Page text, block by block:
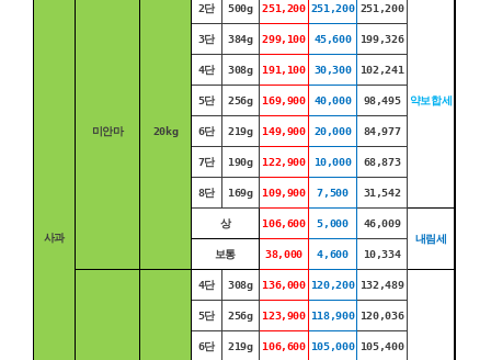
사과
미안마 20kg
2단 500g 251,200 251,200 251,200
약보합세
3단 384g 299,100 45,600 199,326
4단 308g 191,100 30,300 102,241
5단 256g 169,900 40,000 98,495
6단 219g 149,900 20,000 84,977
7단 190g 122,900 10,000 68,873
8단 169g 109,900 7,500 31,542
상 106,600 5,000
46,009
내림세
보통
38,000 4,600 10,334
4단 308g 136,000 120,200 132,489
5단 256g 123,900 118,900 120,036
6단 219g 106,600 105,000 105,400